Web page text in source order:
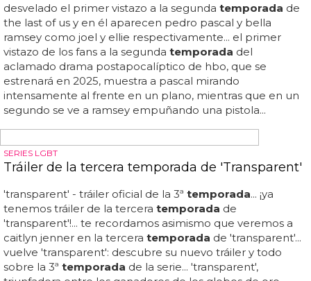
Promo de la 5ª temporada de 'Gossip Girl'
'gossip girl' ha presentado la promo de su quinta
temporadaen la que enseñan mucho, de forma que
hasta parece unatemporadaprometedora... tranquilos